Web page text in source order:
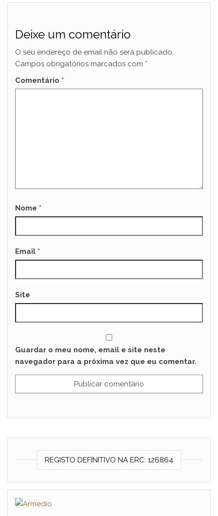
Deixe um comentário
O seu endereço de email não será publicado.
Campos obrigatórios marcados com *
Comentário *
Nome *
Email *
Site
Guardar o meu nome, email e site neste
navegador para a próxima vez que eu comentar.
REGISTO DEFINITIVO NA ERC: 126864